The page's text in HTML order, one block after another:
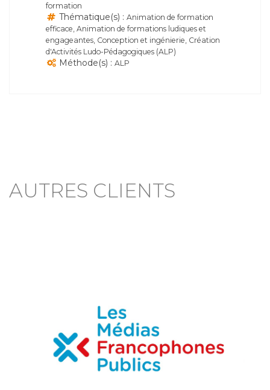
formation
Thématique(s) : Animation de formation
efficace, Animation de formations ludiques et
engageantes, Conception et ingénierie, Création
d'Activités Ludo-Pédagogiques (ALP)
Méthode(s) : ALP
AUTRES CLIENTS